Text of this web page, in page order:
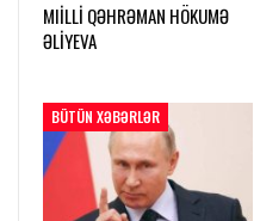
MIİLLİ QƏHRƏMAN HÖKUMƏ
ƏLİYEVA
BÜTÜN XƏBƏRLƏR